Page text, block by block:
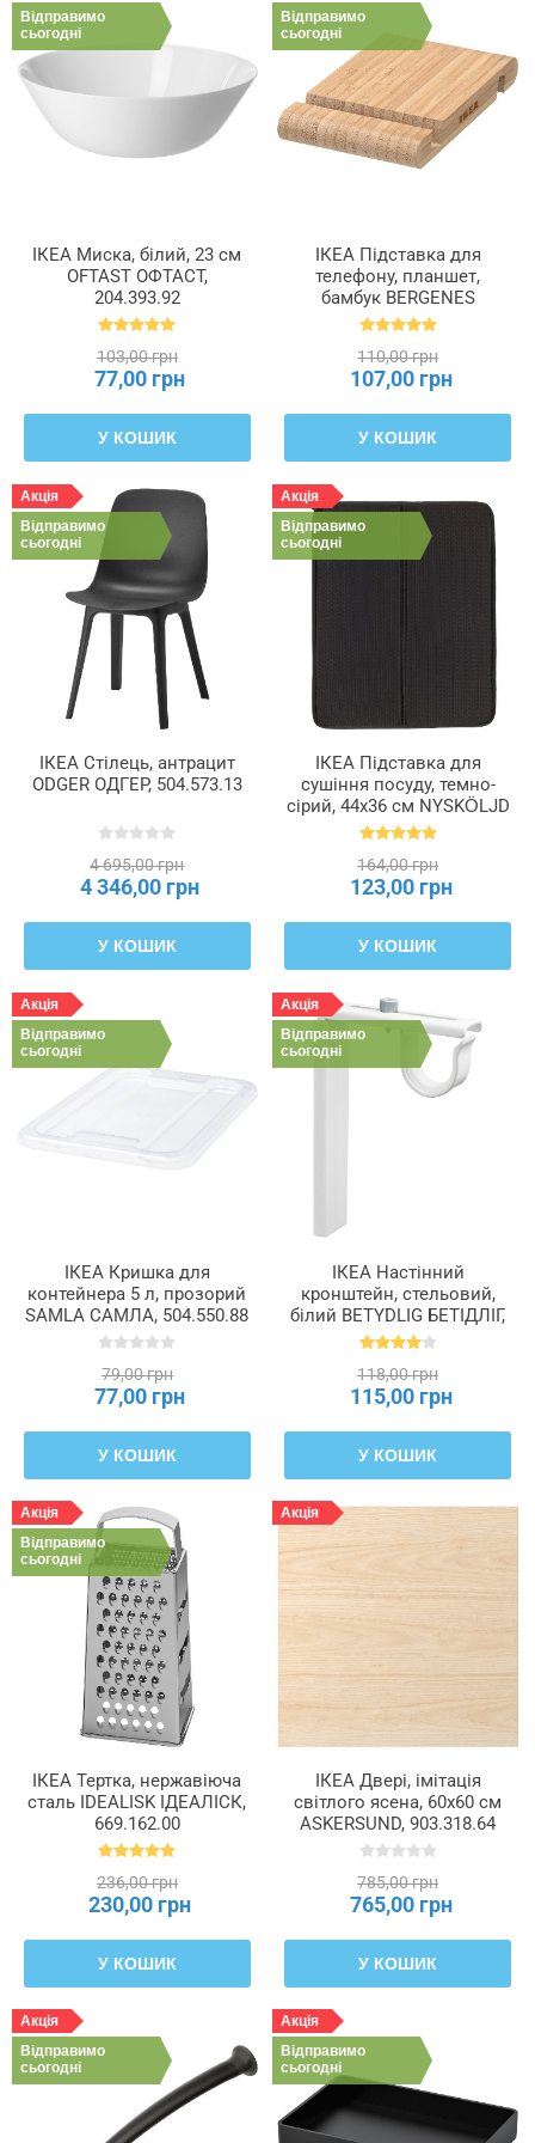
Відправимо
сьогодні
ІКЕА Миска, білий, 23 см
OFTAST ОФТАСТ,
204.393.92
103,00 грн
77,00 грн
У КОШИК
Відправимо
сьогодні
ІКЕА Підставка для
телефону, планшет,
бамбук BERGENES
БЕРГЕНЕС, 104.579.99
110,00 грн
107,00 грн
У КОШИК
Акція
Відправимо
сьогодні
ІКЕА Стілець, антрацит
ODGER ОДГЕР, 504.573.13
4 695,00 грн
4 346,00 грн
У КОШИК
Акція
Відправимо
сьогодні
ІКЕА Підставка для
сушіння посуду, темно-
сірий, 44x36 см NYSKÖLJD
НЮХОЛІД, 004.510.59
164,00 грн
123,00 грн
У КОШИК
Акція
Відправимо
сьогодні
ІКЕА Кришка для
контейнера 5 л, прозорий
SAMLA САМЛА, 504.550.88
79,00 грн
77,00 грн
У КОШИК
Акція
Відправимо
сьогодні
ІКЕА Настінний
кронштейн, стельовий,
білий BETYDLIG БЕТІДЛІГ,
302.198.89
118,00 грн
115,00 грн
У КОШИК
Акція
Відправимо
сьогодні
ІКЕА Тертка, нержавіюча
сталь IDEALISK ІДЕАЛІСК,
669.162.00
236,00 грн
230,00 грн
У КОШИК
Акція
ІКЕА Двері, імітація
світлого ясена, 60x60 см
ASKERSUND, 903.318.64
785,00 грн
765,00 грн
У КОШИК
Акція
Відправимо
сьогодні
Акція
Відправимо
сьогодні